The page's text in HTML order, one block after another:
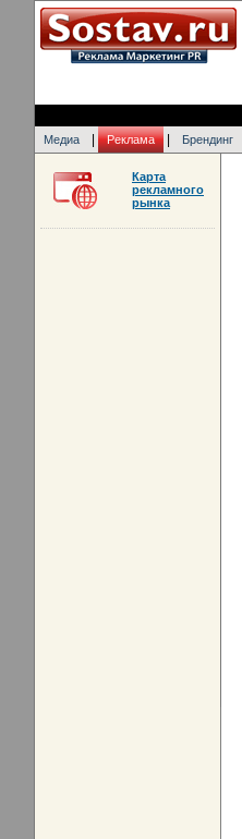
Медиа Реклама Брендинг
Карта
рекламного
рынка